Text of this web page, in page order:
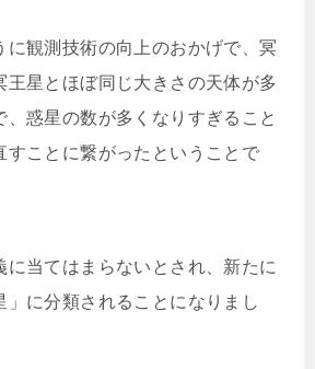
に観測技術の向上のおかげで、冥
王星とほぼ同じ大きさの天体が多
、惑星の数が多くなりすぎること
すことに繋がったということで
に当てはまらないとされ、新たに
」に分類されることになりまし